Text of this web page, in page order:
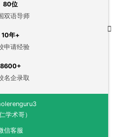
80位
双语导师
10年+
申请经验
8600+
名企录取
信客服